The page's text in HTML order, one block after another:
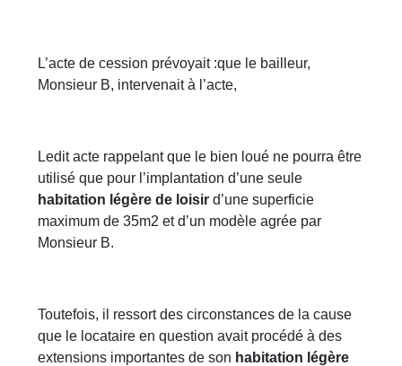
L’acte de cession prévoyait :que le bailleur,
Monsieur B, intervenait à l’acte,
Ledit acte rappelant que le bien loué ne pourra être
utilisé que pour l’implantation d’une seule
habitation légère de loisir d’une superficie
maximum de 35m2 et d’un modèle agrée par
Monsieur B.
Toutefois, il ressort des circonstances de la cause
que le locataire en question avait procédé à des
extensions importantes de son habitation légère